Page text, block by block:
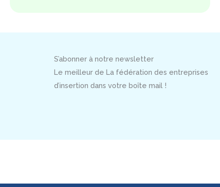
S’abonner à notre newsletter
Le meilleur de La fédération des entreprises
d’insertion dans votre boîte mail !